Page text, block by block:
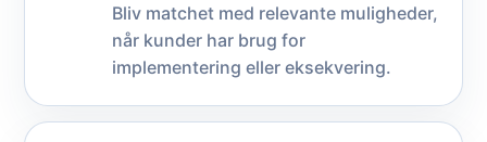
Bliv matchet med relevante muligheder,
når kunder har brug for
implementering eller eksekvering.